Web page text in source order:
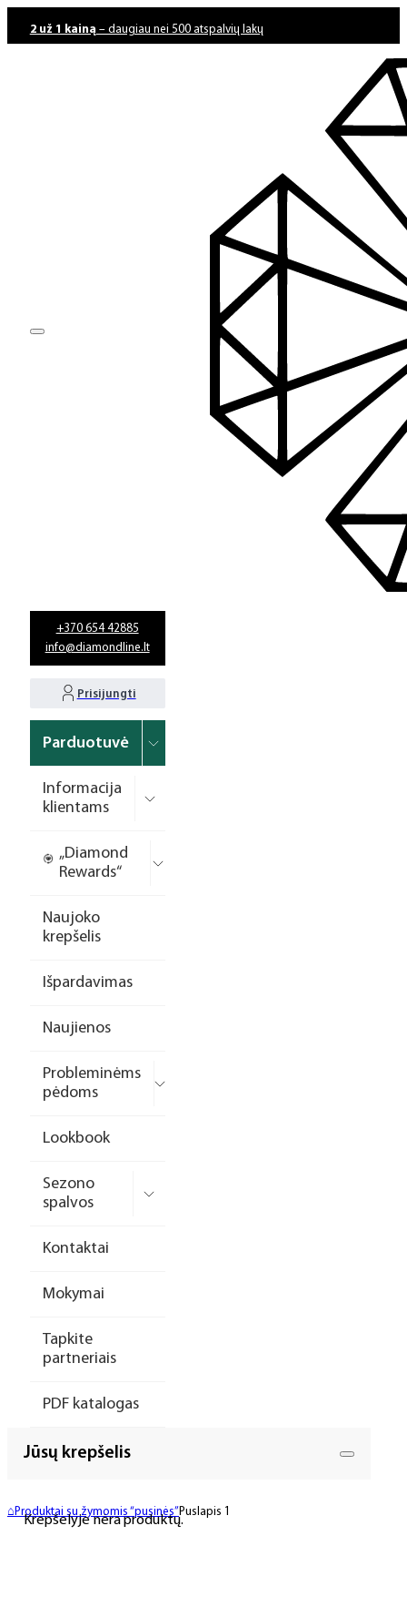
2 už 1 kainą – daugiau nei 500 atspalvių lakų
+370 654 42885
info@diamondline.lt
Prisijungti
Parduotuvė
Informacija
klientams
„Diamond
Rewards“
Naujoko
krepšelis
Išpardavimas
Naujienos
Probleminėms
pėdoms
Lookbook
Sezono
spalvos
Kontaktai
Mokymai
Tapkite
partneriais
PDF katalogas
Jūsų krepšelis
Krepšelyje nėra produktų.
⌂ Produktai su žymomis “pusinės” Puslapis 1